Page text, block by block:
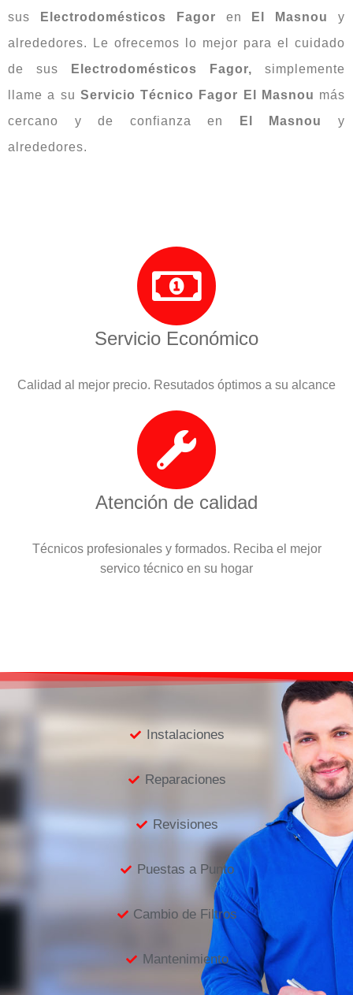
sus Electrodomésticos Fagor en El Masnouy
alrededores. Le ofrecemos lo mejor para el cuidado
de sus
Electrodomésticos Fagor, simplemente
llame a su Servicio Técnico Fagor El Masnou más
cercano y de confianza en
El Masnou
y
alrededores.
Servicio Económico
Calidad al mejor precio. Resutados óptimos a su alcance
Atención de calidad
Técnicos profesionales y formados. Reciba el mejor
servico técnico en su hogar
Instalaciones
Reparaciones
Revisiones
Puestas a Punto
Cambio de Filtros
Mantenimiento